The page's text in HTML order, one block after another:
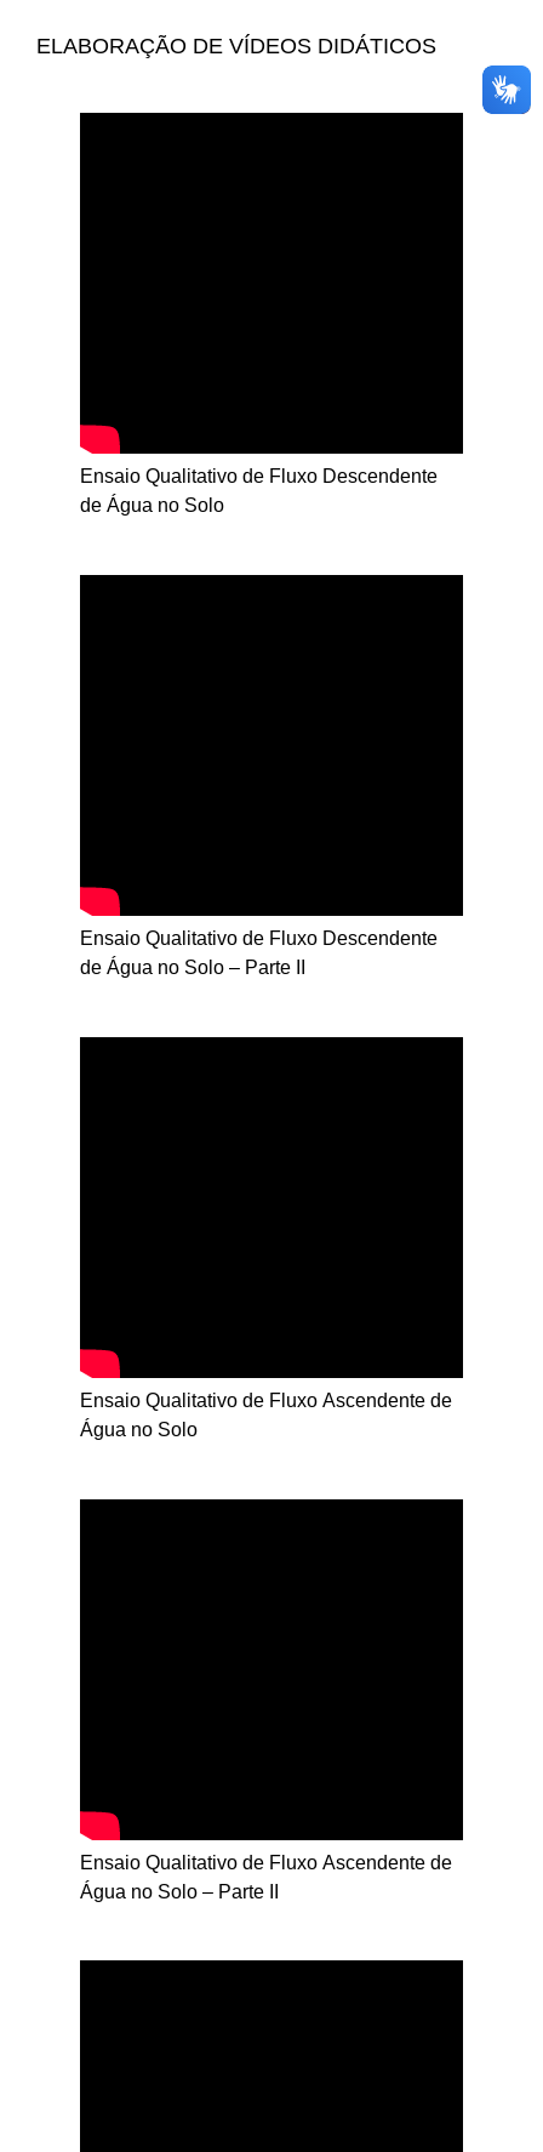
ELABORAÇÃO DE VÍDEOS DIDÁTICOS
Ensaio Qualitativo de Fluxo Descendente
de Água no Solo
Ensaio Qualitativo de Fluxo Descendente
de Água no Solo – Parte II
Ensaio Qualitativo de Fluxo Ascendente de
Água no Solo
Ensaio Qualitativo de Fluxo Ascendente de
Água no Solo – Parte II